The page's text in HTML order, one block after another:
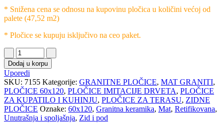
* Snižena cena se odnosu na kupovinu pločica u količini većoj od
palete (47,52 m2)
* Pločice se kupuju isključivo na ceo paket.
Dodaj u korpu
Uporedi
SKU: 7155 Kategorije: GRANITNE PLOČICE, MAT GRANITI,
PLOČICE 60x120, PLOČICE IMITACIJE DRVETA, PLOČICE
ZA KUPATILO I KUHINJU, PLOČICE ZA TERASU, ZIDNE
PLOČICE Oznake: 60x120, Granitna keramika, Mat, Retifikovana,
Unutrašnja i spoljašnja, Zid i pod